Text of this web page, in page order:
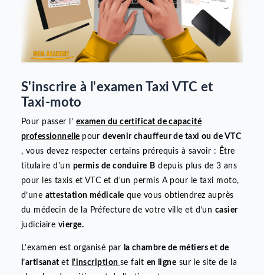
Souscrire à la formation en ligne chez MCM
Academy
Déposer votre dossier à la préfecture pour
obtenir votre carte professionnelle